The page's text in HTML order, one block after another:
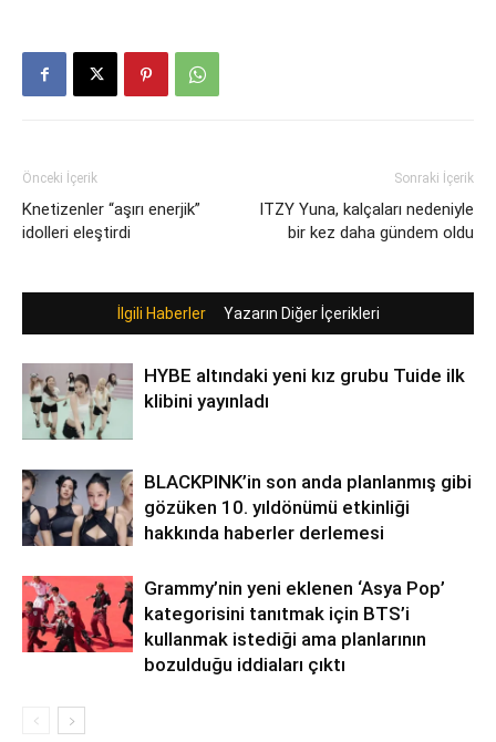
Önceki İçerik
Knetizenler “aşırı enerjik”
idolleri eleştirdi
Sonraki İçerik
ITZY Yuna, kalçaları nedeniyle
bir kez daha gündem oldu
İlgili Haberler Yazarın Diğer İçerikleri
HYBE altındaki yeni kız grubu Tuide ilk
klibini yayınladı
BLACKPINK’in son anda planlanmış gibi
gözüken 10. yıldönümü etkinliği
hakkında haberler derlemesi
Grammy’nin yeni eklenen ‘Asya Pop’
kategorisini tanıtmak için BTS’i
kullanmak istediği ama planlarının
bozulduğu iddiaları çıktı